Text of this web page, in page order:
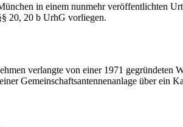
in einem nunmehr veröffentlichten
20, 20 b UrhG vorliegen.
verlangte von einer 1971 gegründeten
Gemeinschaftsantennenanlage über ein